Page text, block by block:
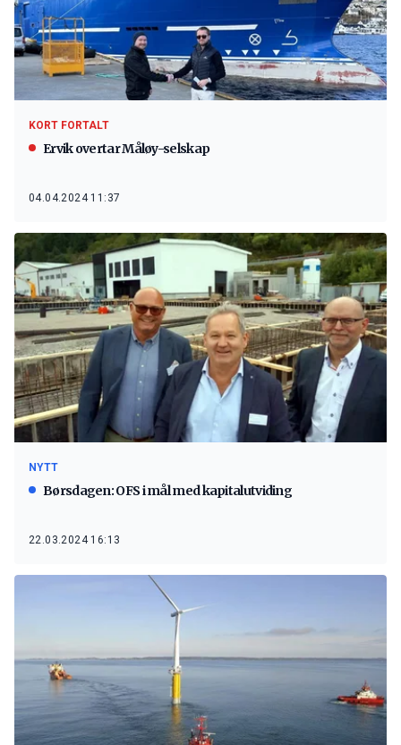
KORT FORTALT
Ervik overtar Måløy-selskap
04.04.2024 11:37
NYTT
Børsdagen: OFS i mål med kapitalutviding
22.03.2024 16:13